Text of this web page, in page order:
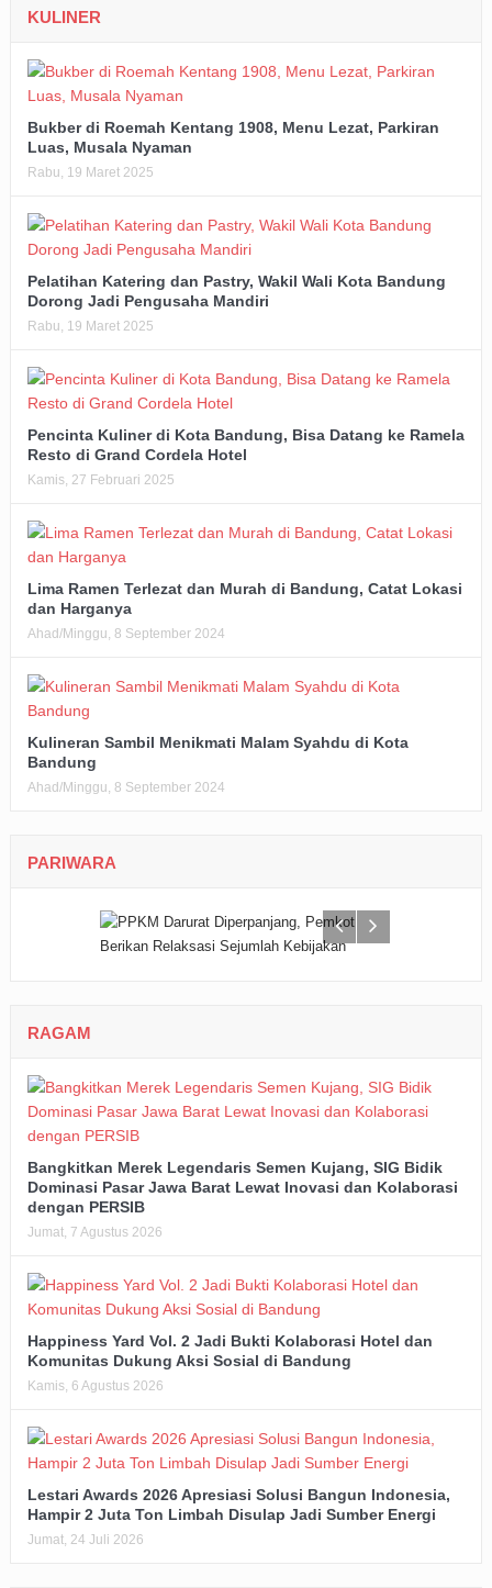
KULINER
Bukber di Roemah Kentang 1908, Menu Lezat, Parkiran
Luas, Musala Nyaman
Rabu, 19 Maret 2025
Pelatihan Katering dan Pastry, Wakil Wali Kota Bandung
Dorong Jadi Pengusaha Mandiri
Rabu, 19 Maret 2025
Pencinta Kuliner di Kota Bandung, Bisa Datang ke Ramela
Resto di Grand Cordela Hotel
Kamis, 27 Februari 2025
Lima Ramen Terlezat dan Murah di Bandung, Catat Lokasi
dan Harganya
Ahad/Minggu, 8 September 2024
Kulineran Sambil Menikmati Malam Syahdu di Kota
Bandung
Ahad/Minggu, 8 September 2024
PARIWARA
RAGAM
Bangkitkan Merek Legendaris Semen Kujang, SIG Bidik
Dominasi Pasar Jawa Barat Lewat Inovasi dan Kolaborasi
dengan PERSIB
Jumat, 7 Agustus 2026
Happiness Yard Vol. 2 Jadi Bukti Kolaborasi Hotel dan
Komunitas Dukung Aksi Sosial di Bandung
Kamis, 6 Agustus 2026
Lestari Awards 2026 Apresiasi Solusi Bangun Indonesia,
Hampir 2 Juta Ton Limbah Disulap Jadi Sumber Energi
Jumat, 24 Juli 2026